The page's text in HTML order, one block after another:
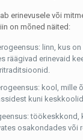
erinevusele või
on mõned näited:
linn, kus on
räägivad erinevaid
kool, mille
kuni
töökeskkond,
osakondades või